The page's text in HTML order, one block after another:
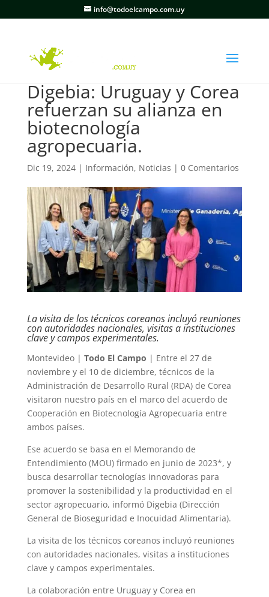
info@todoelcampo.com.uy
Digebia: Uruguay y Corea
refuerzan su alianza en
biotecnología
agropecuaria.
Dic 19, 2024| Información, Noticias | 0 Comentarios
La visita de los técnicos coreanos incluyó reuniones
con autoridades nacionales, visitas a instituciones
clave y campos experimentales.
Montevideo | Todo El Campo | Entre el 27 de
noviembre y el 10 de diciembre, técnicos de la
Administración de Desarrollo Rural (RDA) de Corea
visitaron nuestro país en el marco del acuerdo de
Cooperación en Biotecnología Agropecuaria entre
ambos países.
Ese acuerdo se basa en el Memorando de
Entendimiento (MOU) firmado en junio de 2023*, y
busca desarrollar tecnologías innovadoras para
promover la sostenibilidad y la productividad en el
sector agropecuario, informó Digebia (Dirección
General de Bioseguridad e Inocuidad Alimentaria).
La visita de los técnicos coreanos incluyó reuniones
con autoridades nacionales, visitas a instituciones
clave y campos experimentales.
La colaboración entre Uruguay y Corea en